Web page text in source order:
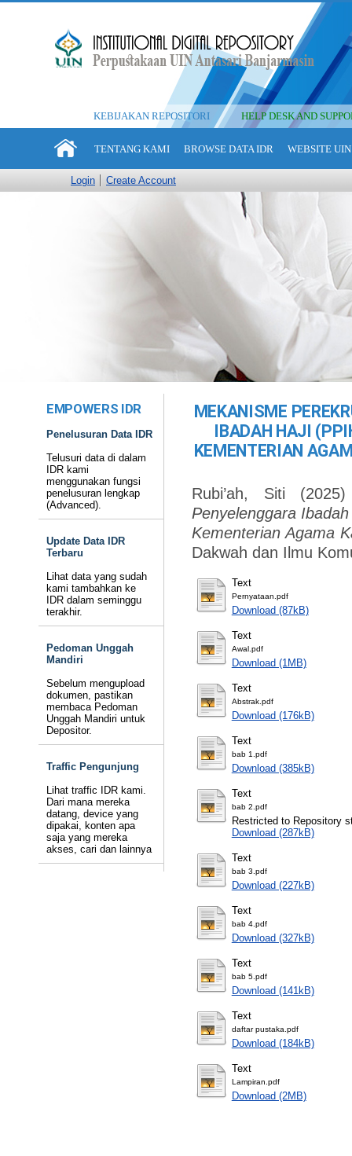
KEBIJAKAN REPOSITORI HELP DESK AND
TENTANG KAMI BROWSE DATA IDR WEBSITE
Login Create Account
EMPOWERS IDR
Penelusuran Data IDR
Telusuri data di dalam
IDR kami
menggunakan fungsi
penelusuran lengkap
(Advanced).
Update Data IDR
Terbaru
Lihat data yang sudah
kami tambahkan ke
IDR dalam seminggu
terakhir.
Pedoman Unggah
Mandiri
Sebelum mengupload
dokumen, pastikan
membaca Pedoman
Unggah Mandiri untuk
Depositor.
Traffic Pengunjung
Lihat traffic IDR kami.
Dari mana mereka
datang, device yang
dipakai, konten apa
saja yang mereka
akses, cari dan lainnya
MEKANISME
IBADAH HAJI
KEMENTERIAN
Rubi’ah, Siti
Penyelenggara
Kementerian Agama
Dakwah dan Ilmu
Text
Pernyataan.pdf
Download (87kB)
Text
Awal.pdf
Download (1MB)
Text
Abstrak.pdf
Download (176kB)
Text
bab 1.pdf
Download (385kB)
Text
bab 2.pdf
Restricted to Repository
Download (287kB)
Text
bab 3.pdf
Download (227kB)
Text
bab 4.pdf
Download (327kB)
Text
bab 5.pdf
Download (141kB)
Text
daftar pustaka.pdf
Download (184kB)
Text
Lampiran.pdf
Download (2MB)